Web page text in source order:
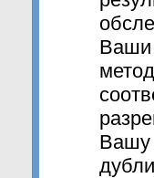
Ваши
Вашу